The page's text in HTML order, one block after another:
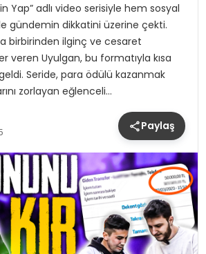
Yap” adlı video serisiyle hem sosyal
gündemin dikkatini üzerine çekti.
birbirinden ilginç ve cesaret
veren Uyulgan, bu formatıyla kısa
Seride, para ödülü kazanmak
zorlayan eğlenceli…
Paylaş